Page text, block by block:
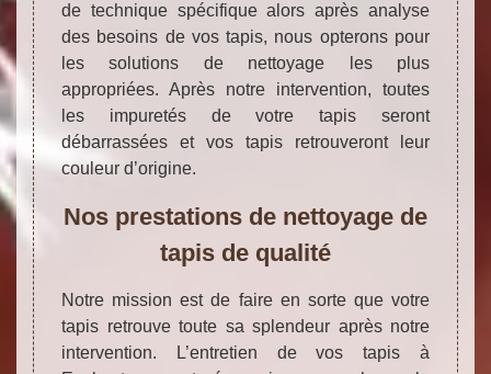
de technique spécifique alors après analyse
des besoins de vos tapis, nous opterons pour
les solutions de nettoyage les plus
appropriées. Après notre intervention, toutes
les impuretés de votre tapis seront
débarrassées et vos tapis retrouveront leur
couleur d’origine.
Nos prestations de nettoyage de
tapis de qualité
Notre mission est de faire en sorte que votre
tapis retrouve toute sa splendeur après notre
intervention. L’entretien de vos tapis à